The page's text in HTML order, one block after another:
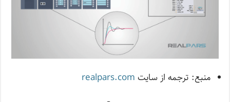
منبع: ترجمه از سایت realpars.com